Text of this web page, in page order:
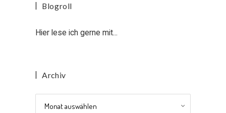
Blogroll
Hier lese ich gerne mit...
Archiv